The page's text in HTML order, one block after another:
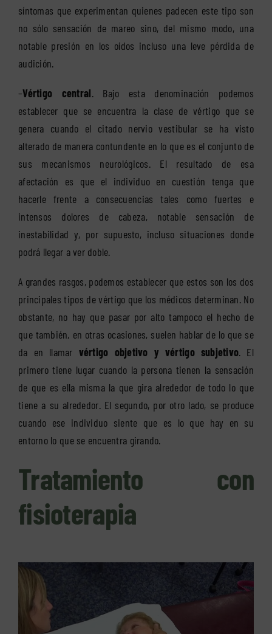
síntomas que experimentan quienes padecen este tipo son
no sólo sensación de mareo sino, del mismo modo, una
notable presión en los oídos incluso una leve pérdida de
audición.
–Vértigo central. Bajo esta denominación podemos
establecer que se encuentra la clase de vértigo que se
genera cuando el citado nervio vestibular se ha visto
alterado de manera contundente en lo que es el conjunto de
sus mecanismos neurológicos. El resultado de esa
afectación es que el individuo en cuestión tenga que
hacerle frente a consecuencias tales como fuertes e
intensos dolores de cabeza, notable sensación de
inestabilidad y, por supuesto, incluso situaciones donde
podrá llegar a ver doble.
A grandes rasgos, podemos establecer que estos son los dos
principales tipos de vértigo que los médicos determinan. No
obstante, no hay que pasar por alto tampoco el hecho de
que también, en otras ocasiones, suelen hablar de lo que se
da en llamar vértigo objetivo y vértigo subjetivo. El
primero tiene lugar cuando la persona tienen la sensación
de que es ella misma la que gira alrededor de todo lo que
tiene a su alrededor. El segundo, por otro lado, se produce
cuando ese individuo siente que es lo que hay en su
entorno lo que se encuentra girando.
Tratamiento con
fisioterapia